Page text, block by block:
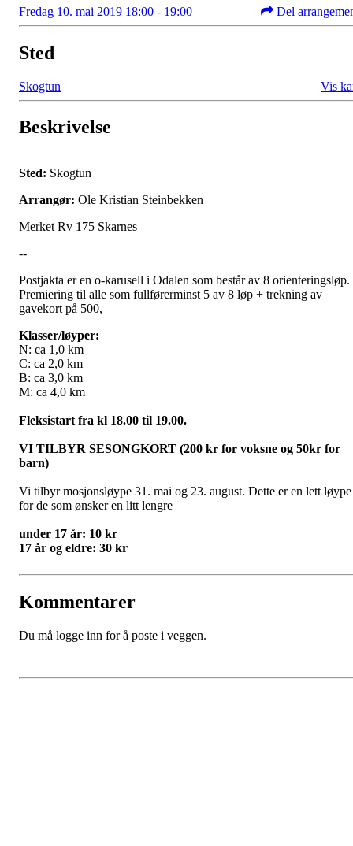
Fredag 10. mai 2019 18:00 - 19:00 Del
Sted
Skogtun Vis
Beskrivelse
Sted: Skogtun
Arrangør: Ole Kristian Steinbekken
Merket Rv 175 Skarnes
--
Postjakta er en o-karusell i Odalen som består av 8 orienteringsløp.
Premiering til alle som fullførerminst 5 av 8 løp + trekning av
gavekort på 500,
Klasser/løyper:
N: ca 1,0 km
C: ca 2,0 km
B: ca 3,0 km
M: ca 4,0 km
Fleksistart fra kl 18.00 til 19.00.
VI TILBYR SESONGKORT (200 kr for voksne og 50kr for
barn)
Vi tilbyr mosjonsløype 31. mai og 23. august. Dette er en lett løype
for de som ønsker en litt lengre
under 17 år: 10 kr
17 år og eldre: 30 kr
Kommentarer
Du må logge inn for å poste i veggen.